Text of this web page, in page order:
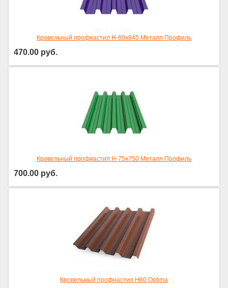
Кровельный профнастил Н-60х845 Металл Профиль
470.00 руб.
Кровельный профнастил Н-75х750 Металл Профиль
700.00 руб.
Кровельный профнастил Н60 Optima